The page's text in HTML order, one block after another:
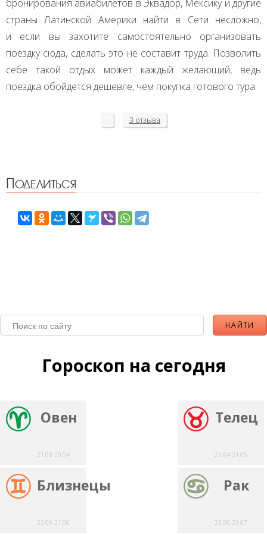
бронирования авиабилетов в Эквадор, Мексику и другие
страны Латинской Америки найти в Сети несложно,
и если вы захотите самостоятельно организовать
поездку сюда, сделать это не составит труда. Позволить
себе такой отдых может каждый желающий, ведь
поездка обойдется дешевле, чем покупка готового тура.
3 отзыва
Поделиться
Гороскоп на сегодня
Овен
21.03-20.04
Телец
21.04-21.05
Близнецы
22.05-21.06
Рак
22.06-23.07